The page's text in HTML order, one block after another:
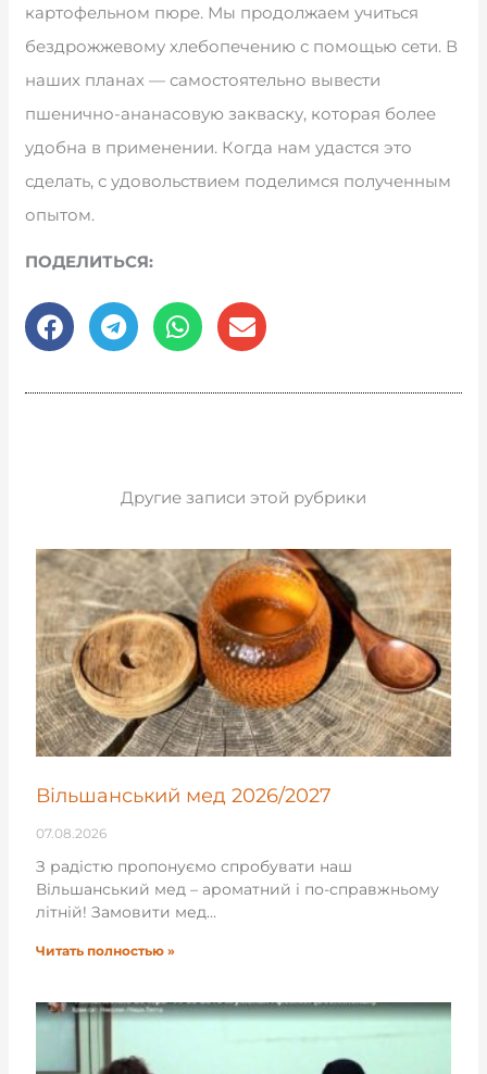
картофельном пюре. Мы продолжаем учиться
бездрожжевому хлебопечению с помощью сети. В
наших планах — самостоятельно вывести
пшенично-ананасовую закваску, которая более
удобна в применении. Когда нам удастся это
сделать, с удовольствием поделимся полученным
опытом.
ПОДЕЛИТЬСЯ:
Другие записи этой рубрики
Вільшанський мед 2026/2027
07.08.2026
З радістю пропонуємо спробувати наш
Вільшанський мед – ароматний і по-справжньому
літній! Замовити мед…
Читать полностью »